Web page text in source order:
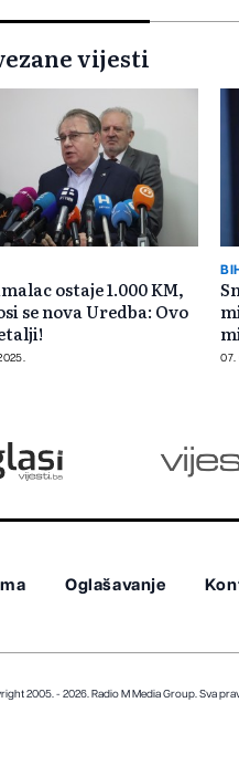
vijesti
ostaje 1.000 KM,
se nova Uredba: Ovo
07.
Oglašavanje
2005. - 2026. Radio M Media Group. Sva